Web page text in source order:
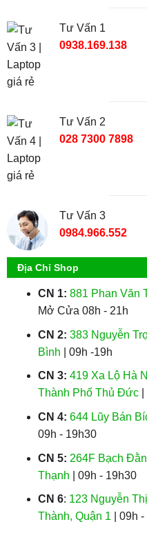
Tư Vấn 1
0938.169.138
Tư Vấn 2
028 7300 7898
Tư Vấn 3
0984.966.552
Địa Chỉ Shop
CN 1: 881 Phan Văn
Mở Cửa 08h - 21h
CN 2: 383 Nguyễn
Bình | 09h -19h
CN 3: 419 Xa Lộ Hà
Thành Phố Thủ Đức|
CN 4: 644 Lũy Bán
09h - 19h30
CN 5: 264F Bạch
Thạnh | 09h - 19h30
CN 6: 123 Nguyễn
Thành, Quận 1 | 09h